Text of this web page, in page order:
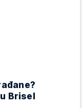
Brisel